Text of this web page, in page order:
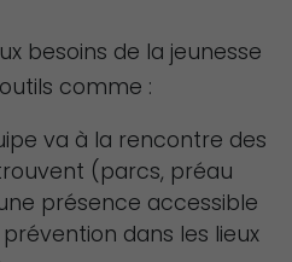
besoins de la jeunesse
comme :
va à la rencontre des
(parcs, préau
présence accessible
dans les lieux